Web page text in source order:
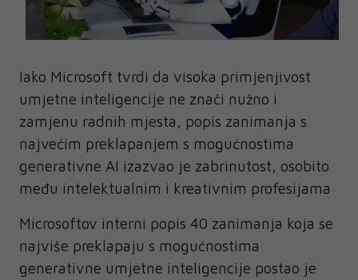
Iako Microsoft tvrdi da visoka primjenjivost
umjetne inteligencije ne znači nužno i
zamjenu radnih mjesta, popis zanimanja s
najvećim preklapanjem s mogućnostima
generativne AI izazvao je zabrinutost, osobito
među intelektualnim i kreativnim profesijama
Microsoftov interni popis 40 zanimanja koja se
najviše preklapaju s mogućnostima
generativne umjetne inteligencije postao je